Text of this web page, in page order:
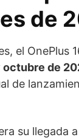
de
el OnePlus
de
de
su llegada a